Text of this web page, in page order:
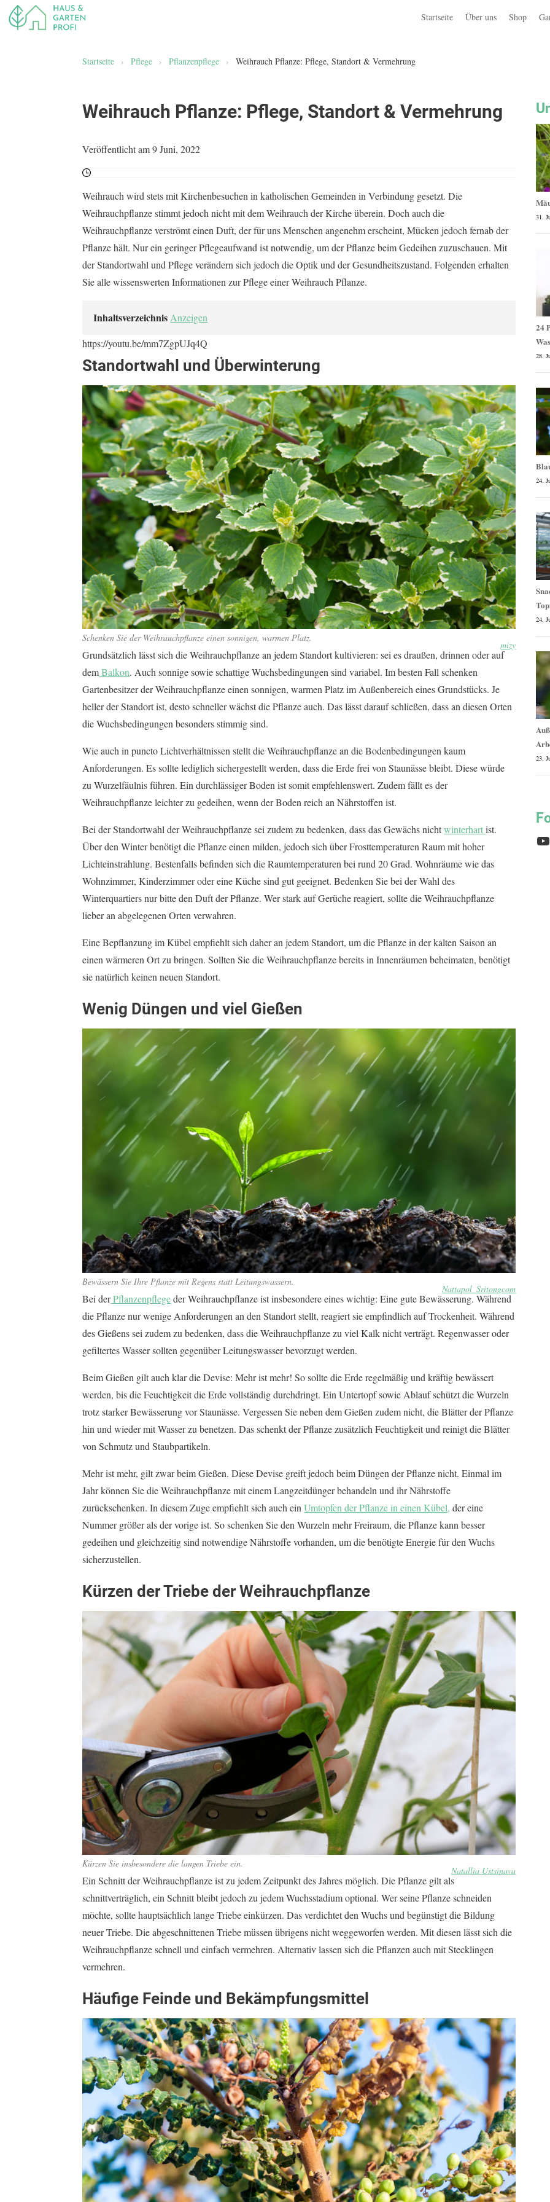
Startseite Über uns Shop
Startseite › Pflege › Pflanzenpflege › Weihrauch Pflanze: Pflege, Standort & Vermehrung
Weihrauch Pflanze: Pflege, Standort & Vermehrung
Veröffentlicht am 9 Juni, 2022
Weihrauch wird stets mit Kirchenbesuchen in katholischen Gemeinden in Verbindung gesetzt. Die
Weihrauchpflanze stimmt jedoch nicht mit dem Weihrauch der Kirche überein. Doch auch die
Weihrauchpflanze verströmt einen Duft, der für uns Menschen angenehm erscheint, Mücken jedoch fernab der
Pflanze hält. Nur ein geringer Pflegeaufwand ist notwendig, um der Pflanze beim Gedeihen zuzuschauen. Mit
der Standortwahl und Pflege verändern sich jedoch die Optik und der Gesundheitszustand. Folgenden erhalten
Sie alle wissenswerten Informationen zur Pflege einer Weihrauch Pflanze.
Inhaltsverzeichnis Anzeigen
https://youtu.be/mm7ZgpUJq4Q
Standortwahl und Überwinterung
mizy
Schenken Sie der Weihrauchpflanze einen sonnigen, warmen Platz.
Grundsätzlich lässt sich die Weihrauchpflanze an jedem Standort kultivieren: sei es draußen, drinnen oder auf
demBalkon. Auch sonnige sowie schattige Wuchsbedingungen sind variabel. Im besten Fall schenken
Gartenbesitzer der Weihrauchpflanze einen sonnigen, warmen Platz im Außenbereich eines Grundstücks. Je
heller der Standort ist, desto schneller wächst die Pflanze auch. Das lässt darauf schließen, dass an diesen Orten
die Wuchsbedingungen besonders stimmig sind.
Wie auch in puncto Lichtverhältnissen stellt die Weihrauchpflanze an die Bodenbedingungen kaum
Anforderungen. Es sollte lediglich sichergestellt werden, dass die Erde frei von Staunässe bleibt. Diese würde
zu Wurzelfäulnis führen. Ein durchlässiger Boden ist somit empfehlenswert. Zudem fällt es der
Weihrauchpflanze leichter zu gedeihen, wenn der Boden reich an Nährstoffen ist.
Bei der Standortwahl der Weihrauchpflanze sei zudem zu bedenken, dass das Gewächs nichtwinterhartist.
Über den Winter benötigt die Pflanze einen milden, jedoch sich über Frosttemperaturen Raum mit hoher
Lichteinstrahlung. Bestenfalls befinden sich die Raumtemperaturen bei rund 20 Grad. Wohnräume wie das
Wohnzimmer, Kinderzimmer oder eine Küche sind gut geeignet. Bedenken Sie bei der Wahl des
Winterquartiers nur bitte den Duft der Pflanze. Wer stark auf Gerüche reagiert, sollte die Weihrauchpflanze
lieber an abgelegenen Orten verwahren.
Eine Bepflanzung im Kübel empfiehlt sich daher an jedem Standort, um die Pflanze in der kalten Saison an
einen wärmeren Ort zu bringen. Sollten Sie die Weihrauchpflanze bereits in Innenräumen beheimaten, benötigt
sie natürlich keinen neuen Standort.
Wenig Düngen und viel Gießen
Nattapol_Sritongcom
Bewässern Sie Ihre Pflanze mit Regens statt Leitungswassern.
Bei derPflanzenpflegeder Weihrauchpflanze ist insbesondere eines wichtig: Eine gute Bewässerung. Während
die Pflanze nur wenige Anforderungen an den Standort stellt, reagiert sie empfindlich auf Trockenheit. Während
des Gießens sei zudem zu bedenken, dass die Weihrauchpflanze zu viel Kalk nicht verträgt. Regenwasser oder
gefiltertes Wasser sollten gegenüber Leitungswasser bevorzugt werden.
Beim Gießen gilt auch klar die Devise: Mehr ist mehr! So sollte die Erde regelmäßig und kräftig bewässert
werden, bis die Feuchtigkeit die Erde vollständig durchdringt. Ein Untertopf sowie Ablauf schützt die Wurzeln
trotz starker Bewässerung vor Staunässe. Vergessen Sie neben dem Gießen zudem nicht, die Blätter der Pflanze
hin und wieder mit Wasser zu benetzen. Das schenkt der Pflanze zusätzlich Feuchtigkeit und reinigt die Blätter
von Schmutz und Staubpartikeln.
Mehr ist mehr, gilt zwar beim Gießen. Diese Devise greift jedoch beim Düngen der Pflanze nicht. Einmal im
Jahr können Sie die Weihrauchpflanze mit einem Langzeitdünger behandeln und ihr Nährstoffe
zurückschenken. In diesem Zuge empfiehlt sich auch einUmtopfen der Pflanze in einen Kübel, der eine
Nummer größer als der vorige ist. So schenken Sie den Wurzeln mehr Freiraum, die Pflanze kann besser
gedeihen und gleichzeitig sind notwendige Nährstoffe vorhanden, um die benötigte Energie für den Wuchs
sicherzustellen.
Kürzen der Triebe der Weihrauchpflanze
Natallia Ustsinava
Kürzen Sie insbesondere die langen Triebe ein.
Ein Schnitt der Weihrauchpflanze ist zu jedem Zeitpunkt des Jahres möglich. Die Pflanze gilt als
schnittverträglich, ein Schnitt bleibt jedoch zu jedem Wuchsstadium optional. Wer seine Pflanze schneiden
möchte, sollte hauptsächlich lange Triebe einkürzen. Das verdichtet den Wuchs und begünstigt die Bildung
neuer Triebe. Die abgeschnittenen Triebe müssen übrigens nicht weggeworfen werden. Mit diesen lässt sich die
Weihrauchpflanze schnell und einfach vermehren. Alternativ lassen sich die Pflanzen auch mit Stecklingen
vermehren.
Häufige Feinde und Bekämpfungsmittel
31.
24
28.
24.
24.
23.